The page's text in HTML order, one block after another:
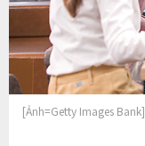
[Ảnh=Getty Images Bank]